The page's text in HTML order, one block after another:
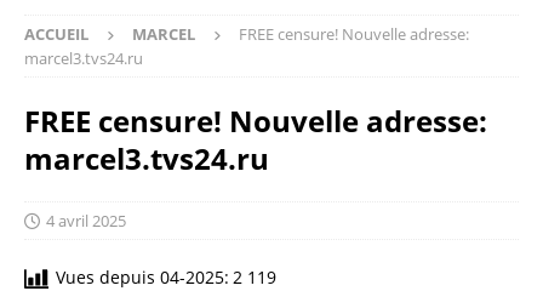
ACCUEIL MARCEL
FREE censure! Nouvelle adresse:
marcel3.tvs24.ru
FREE censure! Nouvelle adresse:
marcel3.tvs24.ru
4 avril 2025
Vues depuis 04-2025: 2 119